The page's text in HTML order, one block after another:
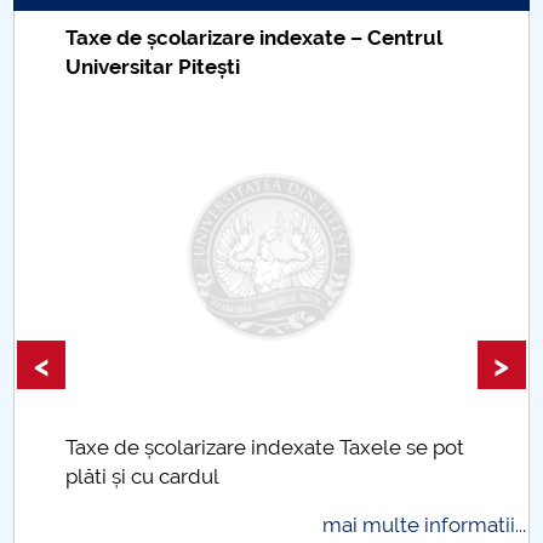
PNRR
Protecția datelor personale
UNIVERSITATE pentru comunitate
IOSUD/CSUD-Doctorate
Evenimente CUP
Accesibilitate pentru studenții cu dizabilități
Taxe de școlarizare indexate – Centrul
Universitar Pitești
Taxe de școlarizare indexate Taxele se pot
plăti și cu cardul
mai multe informatii...
< >